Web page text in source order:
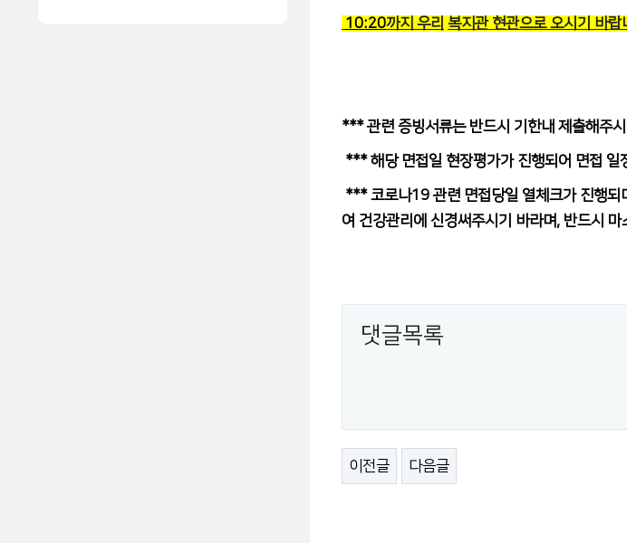
10:20까지 우리 복지관 현관으로 오시기 바랍
*** 관련 증빙서류는 반드시 기한내 제출해주
*** 해당 면접일 현장평가가 진행되어 면접 일
*** 코로나19 관련 면접당일 열체크가 진행되
여 건강관리에 신경써주시기 바라며, 반드시
댓글목록
이전글 다음글